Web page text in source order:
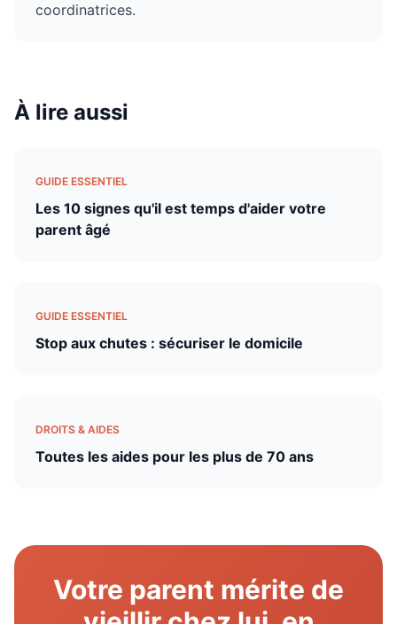
coordinatrices.
À lire aussi
GUIDE ESSENTIEL
Les 10 signes qu'il est temps d'aider votre
parent âgé
GUIDE ESSENTIEL
Stop aux chutes : sécuriser le domicile
DROITS & AIDES
Toutes les aides pour les plus de 70 ans
Votre parent mérite de